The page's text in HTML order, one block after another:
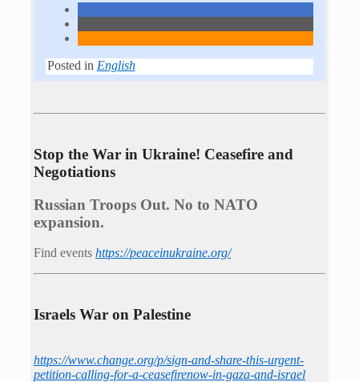
Posted in English
Stop the War in Ukraine! Ceasefire and
Negotiations
Russian Troops Out. No to NATO
expansion.
Find events https://peace­in­ukraine.org/
Israels War on Palestine
https://www.change.org/p/sign-and-share-this-urgent-
petition-calling-for-a-ceasefirenow-in-gaza-and-israel